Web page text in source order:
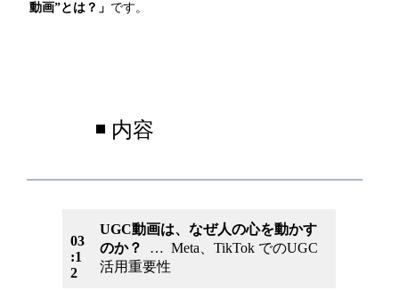
動画”とは？」 です。
◾️ 内容
03
:1
2
UGC動画は、なぜ人の心を動かす
のか？
… Meta、TikTok でのUGC
活用重要性